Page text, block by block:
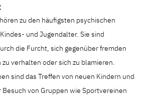
zu den häufigsten psychischen
und Jugendalter. Sie sind
die Furcht, sich gegenüber fremden
verhalten oder sich zu blamieren.
sind das Treffen von neuen Kindern und
von Gruppen wie Sportvereinen